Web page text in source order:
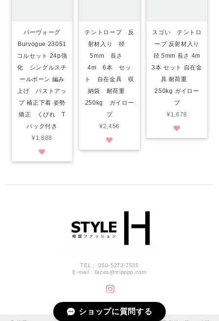
バーヴォーグ
Burvogue 23051
コルセット 24p強
化 シングルスチ
ールボーン 編み
上げ バストアッ
プ 補正下着 姿勢
矯正 くびれ T
バック付き
¥1,888
テントロープ 反
射材入り 径
5mm 長さ
4m 6本 セッ
ト 自在金具 収
納袋 耐荷重
250kg ガイロー
プ
¥2,456
スゴい テントロ
ープ 反射材入り
径 5mm 長さ 4m
3本 セット 自在金
具 耐荷重
250kg ガイロー
プ
¥1,678
TEL： 050-5273-7535
E-mail： faces@tripppp.com
ショップに質問する